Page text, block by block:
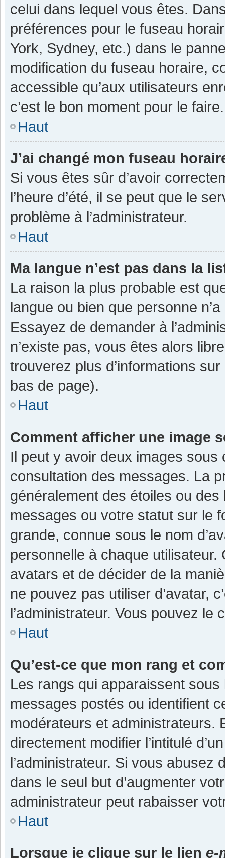
celui dans lequel vous êtes.
préférences pour le fuseau
York, Sydney, etc.) dans le
modification du fuseau horaire,
accessible qu’aux utilisateurs
c’est le bon moment pour le faire.
Haut
J’ai changé mon fuseau
Si vous êtes sûr d’avoir
l’heure d’été, il se peut que le
problème à l’administrateur.
Haut
Ma langue n’est pas dans la
La raison la plus probable est
langue ou bien que personne
Essayez de demander à
n’existe pas, vous êtes alors
trouverez plus d’informations
bas de page).
Haut
Comment afficher une image
Il peut y avoir deux images sous
consultation des messages. La
généralement des étoiles ou
messages ou votre statut sur le
grande, connue sous le nom
personnelle à chaque utilisateur.
avatars et de décider de la
ne pouvez pas utiliser d’avatar,
l’administrateur. Vous pouvez
Haut
Qu’est-ce que mon rang et
Les rangs qui apparaissent
messages postés ou identifient
modérateurs et administrateurs.
directement modifier l’intitulé
l’administrateur. Si vous
dans le seul but d’augmenter
administrateur peut rabaisser
Haut
Lorsque je clique sur le lien e-